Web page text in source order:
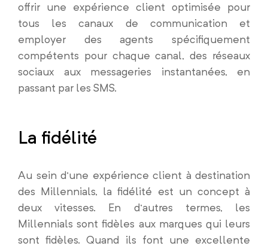
offrir une expérience client optimisée pour
tous les canaux de communication et
employer des agents spécifiquement
compétents pour chaque canal, des réseaux
sociaux aux messageries instantanées, en
passant par les SMS.
La fidélité
Au sein d’une expérience client à destination
des Millennials, la fidélité est un concept à
deux vitesses. En d’autres termes, les
Millennials sont fidèles aux marques qui leurs
sont fidèles. Quand ils font une excellente